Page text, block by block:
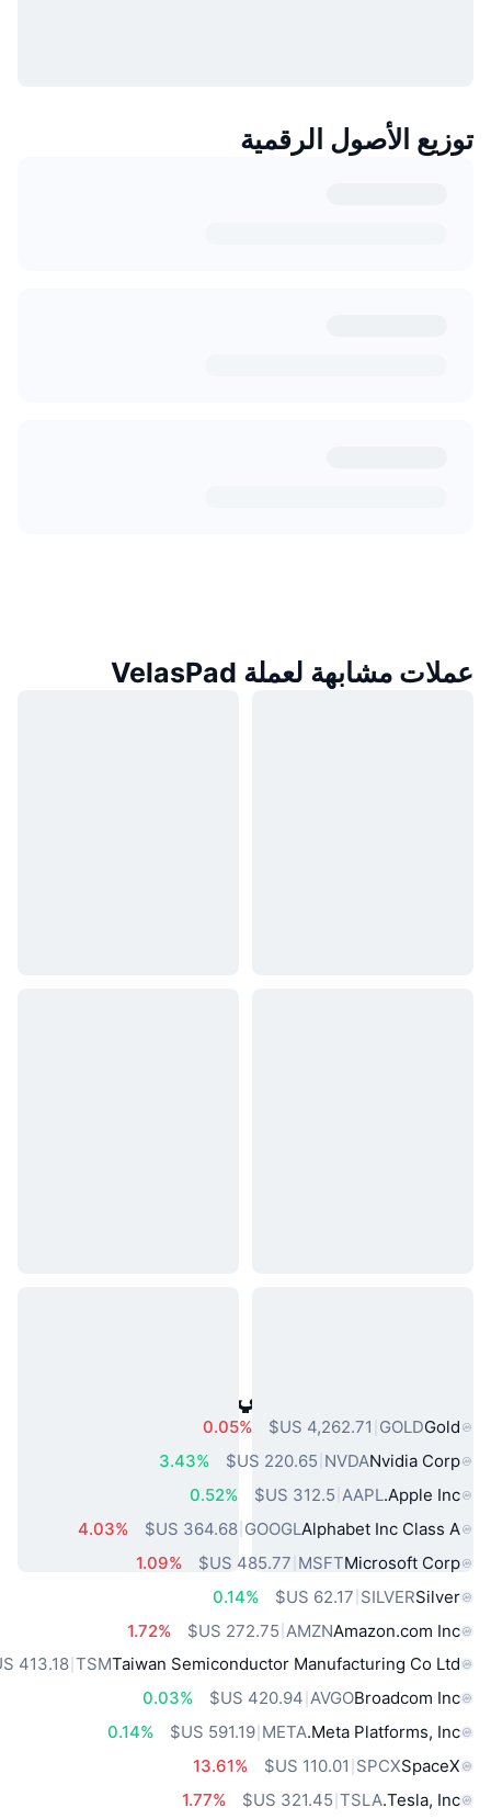
توزيع الأصول الرقمية
عملات مشابهة لعملة VelasPad
أصول العالم الحقيقي الشائعة
Gold
GOLD
0.05%
Nvidia Corp
NVDA
3.43%
Apple Inc.
AAPL
0.52%
Alphabet Inc Class A
GOOGL
‏364.68 US$
4.03%
Microsoft Corp
MSFT
1.09%
Silver
SILVER
0.14%
Amazon.com Inc
AMZN
1.72%
Taiwan Semiconductor Manufacturing Co Ltd
TSM
‏413.18 US$
Broadcom Inc
AVGO
0.03%
Meta Platforms, Inc.
META
‏591.19 US$
0.14%
SpaceX
SPCX
13.61%
Tesla, Inc.
TSLA
1.77%